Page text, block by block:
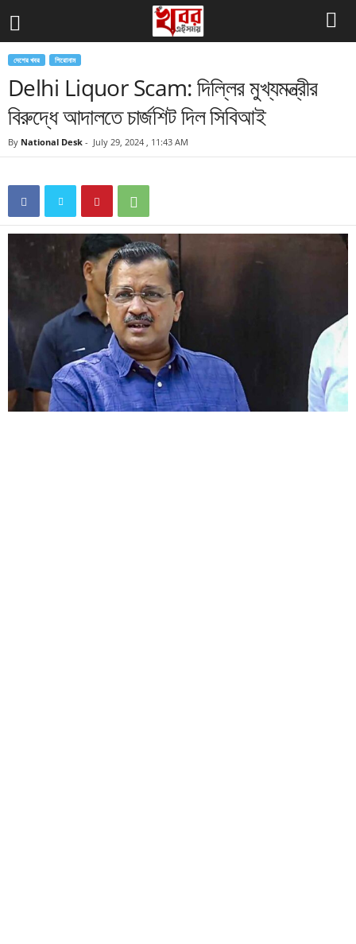
দেশের খবর শিরোনাম
Delhi Liquor Scam: দিল্লির মুখ্যমন্ত্রীর
বিরুদ্ধে আদালতে চার্জশিট দিল সিবিআই
By National Desk - July 29, 2024 , 11:43 AM